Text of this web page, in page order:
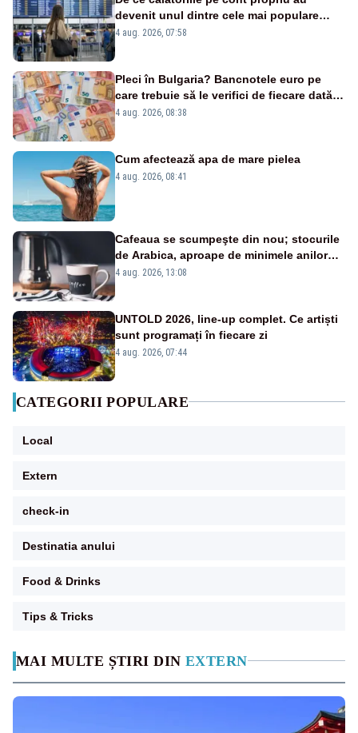
MAI MULTE ȘTIRI DIN EXTERN
devenit unul dintre cele mai populare
trenduri în 2026
4 aug. 2026, 07:58
Pleci în Bulgaria? Bancnotele euro pe
care trebuie să le verifici de fiecare dată
când ți se dă restul
4 aug. 2026, 08:38
Cum afectează apa de mare pielea
4 aug. 2026, 08:41
Cafeaua se scumpeşte din nou; stocurile
de Arabica, aproape de minimele anilor
'90 (analiză)
4 aug. 2026, 13:08
UNTOLD 2026, line-up complet. Ce artiști
sunt programați în fiecare zi
4 aug. 2026, 07:44
CATEGORII POPULARE
Local
Extern
check-in
Destinatia anului
Food & Drinks
Tips & Tricks